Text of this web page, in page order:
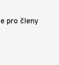
pro členy